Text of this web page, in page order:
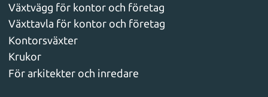
Växtvägg för kontor och företag
Växttavla för kontor och företag
Kontorsväxter
Krukor
För arkitekter och inredare